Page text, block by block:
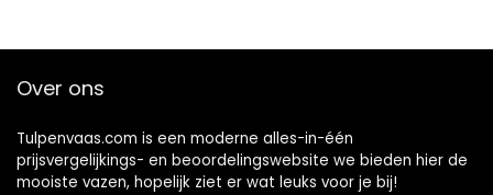
Over ons
Tulpenvaas.com is een moderne alles-in-één
prijsvergelijkings- en beoordelingswebsite we bieden hier de
mooiste vazen, hopelijk ziet er wat leuks voor je bij!